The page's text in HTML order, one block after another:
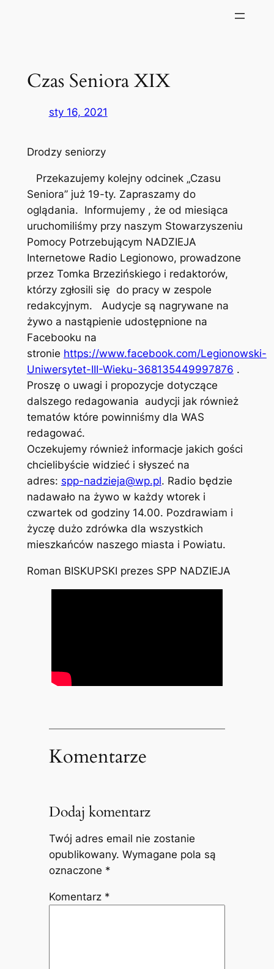
Czas Seniora XIX
sty 16, 2021
Drodzy seniorzy
Przekazujemy kolejny odcinek „Czasu
Seniora” już 19-ty. Zapraszamy do
oglądania. Informujemy , że od miesiąca
uruchomiliśmy przy naszym Stowarzyszeniu
Pomocy Potrzebującym NADZIEJA
Internetowe Radio Legionowo, prowadzone
przez Tomka Brzezińskiego i redaktorów,
którzy zgłosili się do pracy w zespole
redakcyjnym. Audycje są nagrywane na
żywo a nastąpienie udostępnione na
Facebooku na
stronie https://www.facebook.com/Legionowski-
Uniwersytet-III-Wieku-368135449997876 .
Proszę o uwagi i propozycje dotyczące
dalszego redagowania audycji jak również
tematów które powinniśmy dla WAS
redagować.
Oczekujemy również informacje jakich gości
chcielibyście widzieć i słyszeć na
adres: spp-nadzieja@wp.pl. Radio będzie
nadawało na żywo w każdy wtorek i
czwartek od godziny 14.00. Pozdrawiam i
życzę dużo zdrówka dla wszystkich
mieszkańców naszego miasta i Powiatu.
Roman BISKUPSKI prezes SPP NADZIEJA
Komentarze
Dodaj komentarz
Twój adres email nie zostanie
opublikowany. Wymagane pola są
oznaczone *
Komentarz *